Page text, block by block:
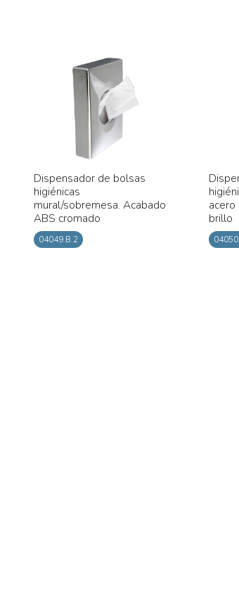
Dispensador de bolsas
higiénicas
mural/sobremesa. Acabado
ABS cromado
04049.B.2
acero
brillo